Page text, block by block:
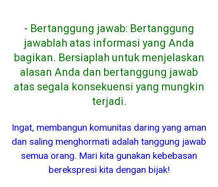
- Bertanggung jawab: Bertanggung
jawablah atas informasi yang Anda
bagikan. Bersiaplah untuk menjelaskan
alasan Anda dan bertanggung jawab
atas segala konsekuensi yang mungkin
terjadi.
Ingat, membangun komunitas daring yang aman
dan saling menghormati adalah tanggung jawab
semua orang. Mari kita gunakan kebebasan
berekspresi kita dengan bijak!